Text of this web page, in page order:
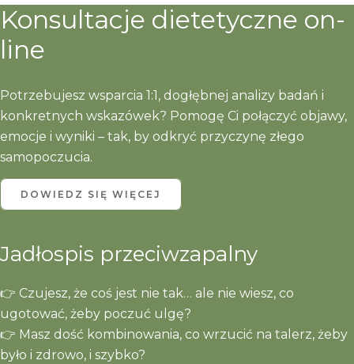
Konsultacje dietetyczne on-
line
Potrzebujesz wsparcia 1:1, dogłębnej analizy badań i
konkretnych wskazówek? Pomogę Ci połączyć objawy,
emocje i wyniki – tak, by odkryć przyczynę złego
samopoczucia.
DOWIEDZ SIĘ WIĘCEJ
Jadłospis przeciwzapalny
👉 Czujesz, że coś jest nie tak… ale nie wiesz, co
ugotować, żeby poczuć ulgę?
👉 Masz dość kombinowania, co wrzucić na talerz, żeby
było i zdrowo, i szybko?